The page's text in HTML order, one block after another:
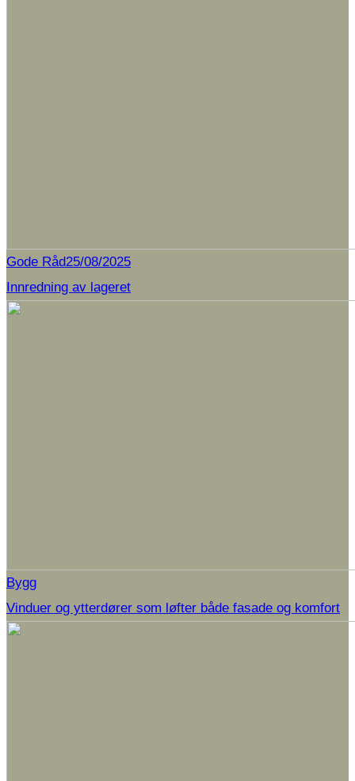
Gode Råd25/08/2025
Innredning av lageret
Bygg
Vinduer og ytterdører som løfter både fasade og komfort